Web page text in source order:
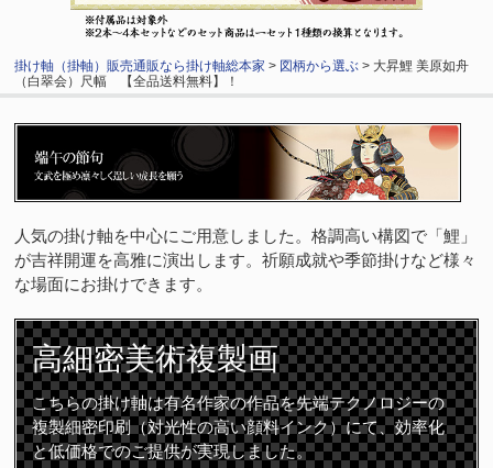
掛け軸（掛軸）販売通販なら掛け軸総本家 > 図柄から選ぶ > 大昇鯉 美原如舟
（白翠会）尺幅 【全品送料無料】！
人気の掛け軸を中心にご用意しました。格調高い構図で「鯉」
が吉祥開運を高雅に演出します。祈願成就や季節掛けなど様々
な場面にお掛けできます。
高細密美術複製画
こちらの掛け軸は有名作家の作品を先端テクノロジーの
複製細密印刷（対光性の高い顔料インク）にて、効率化
と低価格でのご提供が実現しました。